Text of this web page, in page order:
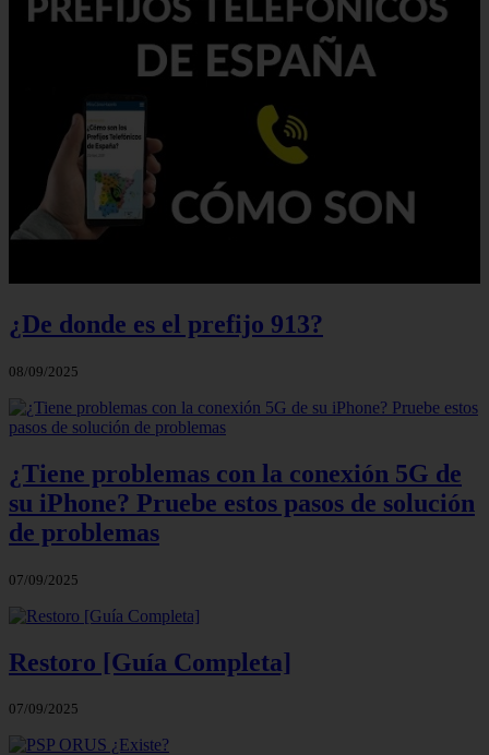
¿De donde es el prefijo 913?
08/09/2025
¿Tiene problemas con la conexión 5G de
su iPhone? Pruebe estos pasos de solución
de problemas
07/09/2025
Restoro [Guía Completa]
07/09/2025